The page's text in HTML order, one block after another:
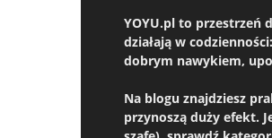
YOYU.pl to przestrzeń
działają w
dobrym nawykiem,
Na blogu znajdziesz
przynoszą duży efekt.